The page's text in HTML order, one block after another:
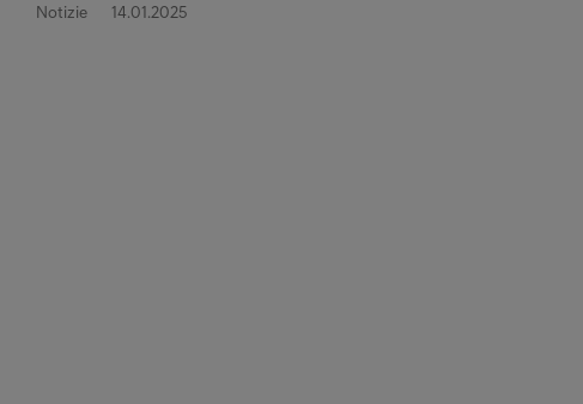
Notizie 14.01.2025